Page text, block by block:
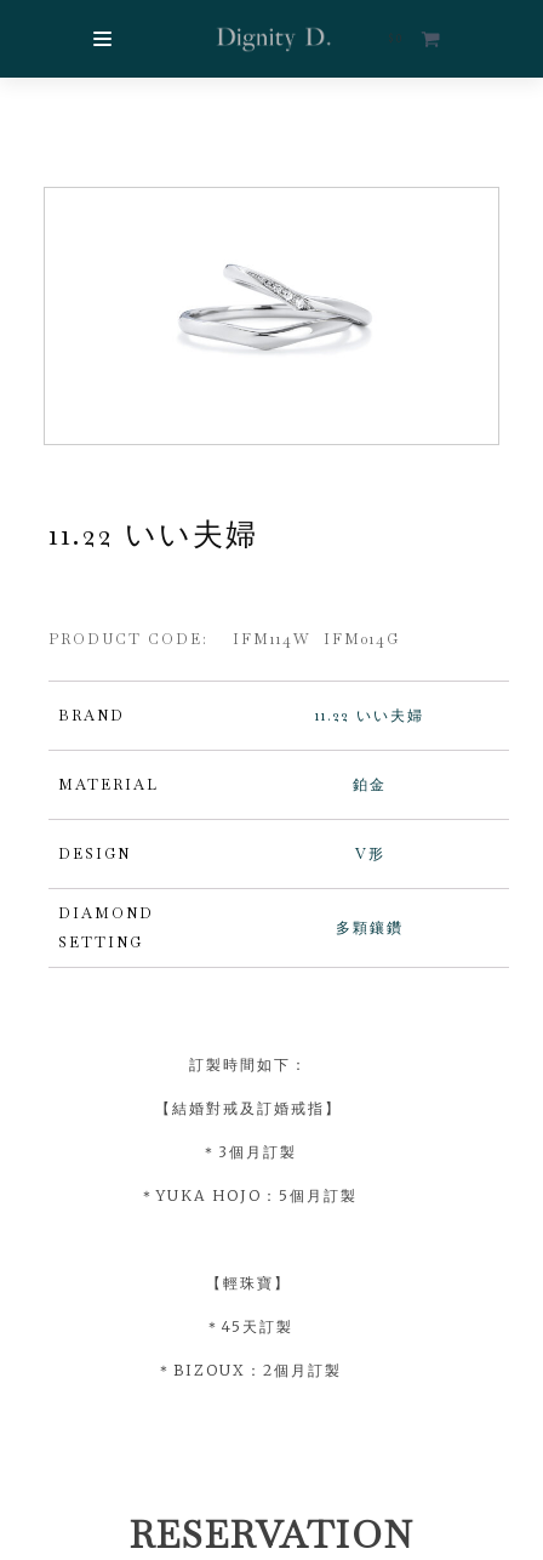
$ 0
11.22 いい夫婦
PRODUCT CODE: IFM114W IFM014G
BRAND 11.22 いい夫婦
MATERIAL 鉑金
DESIGN V形
DIAMOND
SETTING
多顆鑲鑽
訂製時間如下：
【結婚對戒及訂婚戒指】
＊3個月訂製
＊YUKA HOJO：5個月訂製
【輕珠寶】
＊45天訂製
＊BIZOUX：2個月訂製
RESERVATION